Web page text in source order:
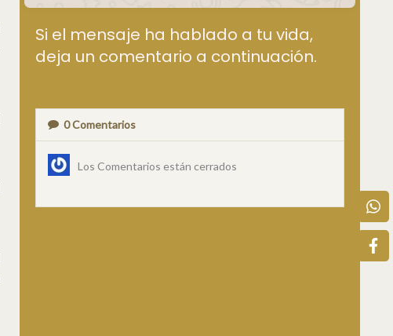
Si el mensaje ha hablado a tu vida,
deja un comentario a continuación.
0Comentarios
Los Comentarios están cerrados